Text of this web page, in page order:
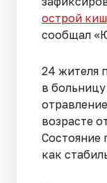
острой
сообщал
24 жителя
в
возрасте
Состояние
как